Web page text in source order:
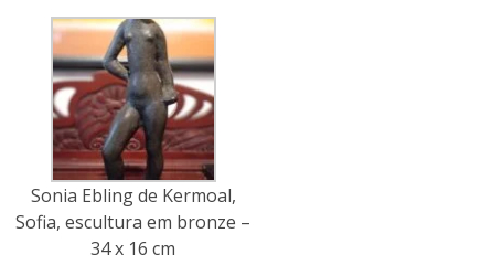
Sonia Ebling de Kermoal,
Sofia, escultura em bronze –
34 x 16 cm